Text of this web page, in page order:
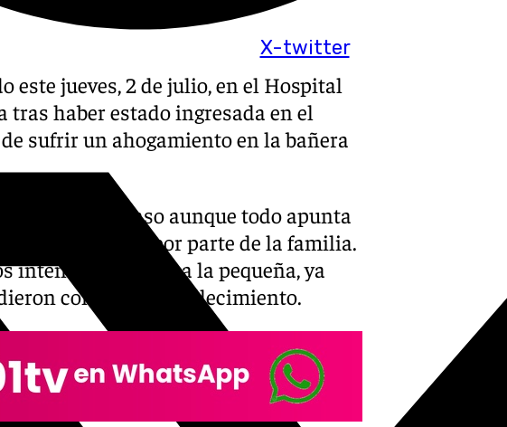
X-twitter
este jueves, 2 de julio, en el Hospital
tras haber estado ingresada en el
sufrir un ahogamiento en la bañera
el caso aunque todo apunta
de un descuido por parte de la familia.
intentaron salvar a la pequeña, ya
confirmar el fallecimiento.